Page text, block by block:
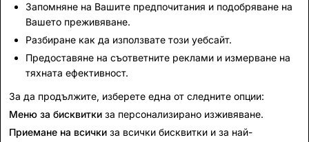
Rhys M.
Запомняне на Вашите предпочитания и подобряване на
Вашето преживяване.
Разбиране как да използвате този уебсайт.
Предоставяне на съответните реклами и измерване на
тяхната ефективност.
За да продължите, изберете една от следните опции:
Меню за бисквитки за персонализирано изживяване.
Приемане на всички за всички бисквитки и за най-